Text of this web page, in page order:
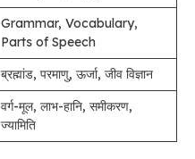
Grammar, Vocabulary,
Parts of Speech
ब्रह्मांड, परमाणु, ऊर्जा, जीव विज्ञान
वर्ग-मूल, लाभ-हानि, समीकरण,
ज्यामिति